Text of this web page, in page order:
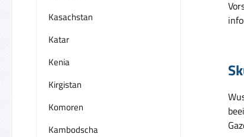
Kasachstan
Katar
Kenia
Kirgistan
Komoren
Kambodscha